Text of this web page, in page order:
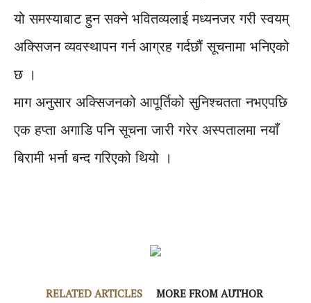
यो समस्याबाट हुन सक्ने भवितव्यलाई मध्यनजर गरी स्वयम्
अक्सिजन व्यवस्थापन गर्न आग्रह गर्दछौं सूचनामा भनिएको
छ ।
माग अनुसार अक्सिजनको आपूर्तिको सुनिश्चतता नभएपछि
एक हप्ता अगाडि पनि सूचना जारी गरेर अस्पतालमा नयाँ
बिरामी भर्ना बन्द गरिएको थियो ।
RELATED ARTICLES MORE FROM AUTHOR